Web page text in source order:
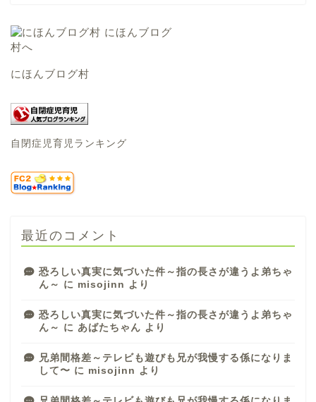
にほんブログ村
自閉症児育児ランキング
最近のコメント
恐ろしい真実に気づいた件～指の長さが違うよ弟ちゃ
ん～ に misojinn より
恐ろしい真実に気づいた件～指の長さが違うよ弟ちゃ
ん～ に あばたちゃん より
兄弟間格差～テレビも遊びも兄が我慢する係になりま
して〜 に misojinn より